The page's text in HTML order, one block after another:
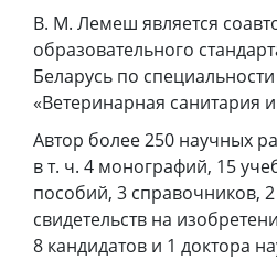
В. М. Лемеш является
образовательного
Беларусь по
«Ветеринарная санитария и
Автор более 250 научных
в т. ч. 4 монографий, 15
пособий, 3 справочников, 2
свидетельств на
8 кандидатов и 1 доктора